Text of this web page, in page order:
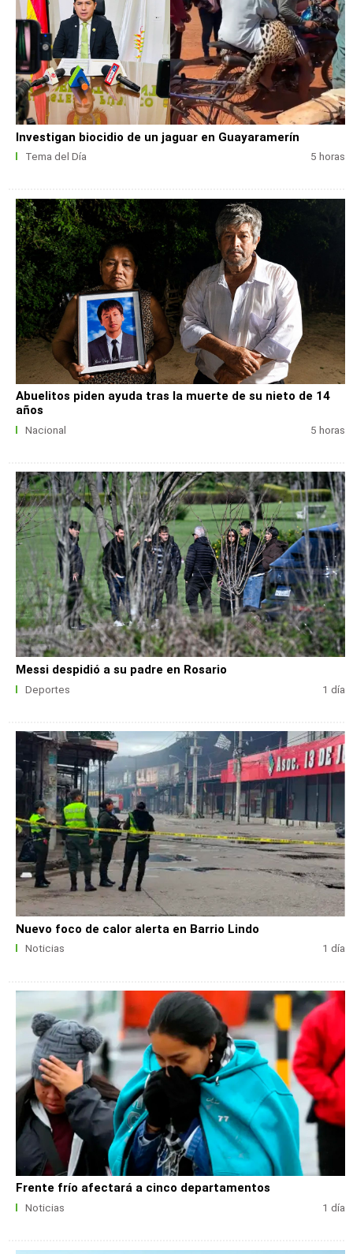
Investigan biocidio de un jaguar en Guayaramerín
Tema del Día 5 horas
Abuelitos piden ayuda tras la muerte de su nieto de 14
años
Nacional 5 horas
Messi despidió a su padre en Rosario
Deportes 1 día
Nuevo foco de calor alerta en Barrio Lindo
Noticias 1 día
Frente frío afectará a cinco departamentos
Noticias 1 día